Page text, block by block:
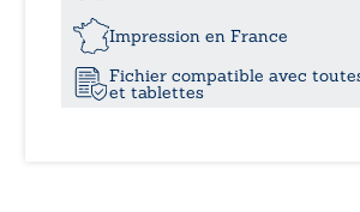
Impression en France
Fichier compatible avec
et tablettes